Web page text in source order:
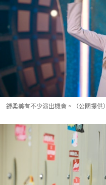
鍾柔美有不少演出機會。（公關提供）